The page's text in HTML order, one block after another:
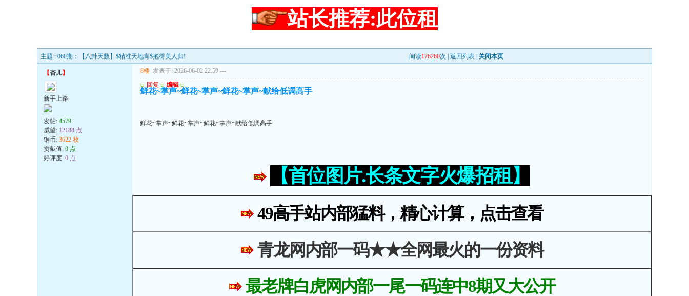
站长推荐:此位租
主题 : 060期：【八卦天数】$精准天地肖$抱得美人归! 阅读176260次 | 返回列表 关闭本页
【杏儿】
新手上路
发帖: 4579
威望: 12188 点
铜币: 3622 枚
贡献值: 0 点
好评度: 0 点
8楼 发表于: 2026-06-02 22:59 ---
u 回复 u 编辑 u
鲜花~掌声~鲜花~掌声~鲜花~掌声~献给低调高手
鲜花~掌声~鲜花~掌声~鲜花~掌声~献给低调高手
【首位图片.长条文字火爆招租】
49高手站内部猛料，精心计算，点击查看
青龙网内部一码★★全网最火的一份资料
最老牌白虎网内部一尾一码连中8期又大公开